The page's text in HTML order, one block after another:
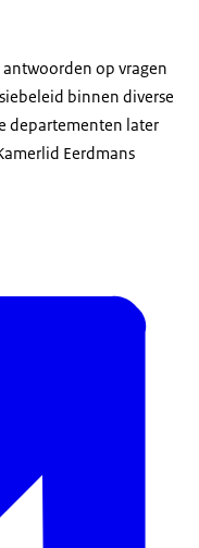
op vragen
binnen diverse
departementen later
Eerdmans